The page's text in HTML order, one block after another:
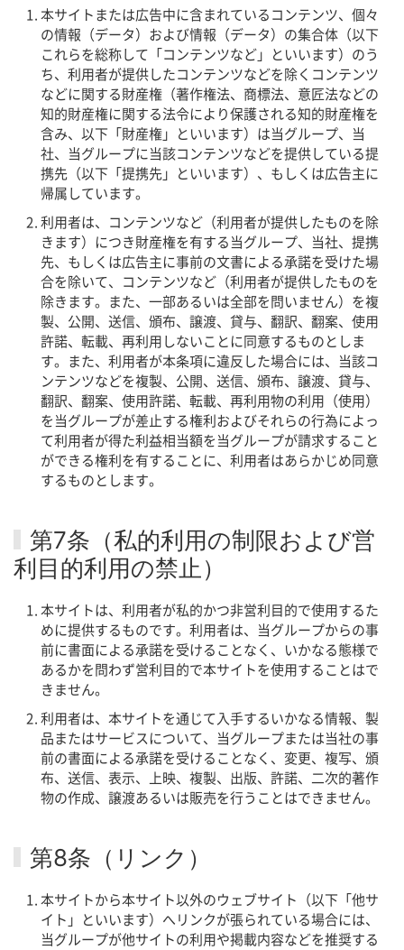
本サイトまたは広告中に含まれているコンテンツ、個々
の情報（データ）および情報（データ）の集合体（以下
これらを総称して「コンテンツなど」といいます）のう
ち、利用者が提供したコンテンツなどを除くコンテンツ
などに関する財産権（著作権法、商標法、意匠法などの
知的財産権に関する法令により保護される知的財産権を
含み、以下「財産権」といいます）は当グループ、当
社、当グループに当該コンテンツなどを提供している提
携先（以下「提携先」といいます）、もしくは広告主に
帰属しています。
利用者は、コンテンツなど（利用者が提供したものを除
きます）につき財産権を有する当グループ、当社、提携
先、もしくは広告主に事前の文書による承諾を受けた場
合を除いて、コンテンツなど（利用者が提供したものを
除きます。また、一部あるいは全部を問いません）を複
製、公開、送信、頒布、譲渡、貸与、翻訳、翻案、使用
許諾、転載、再利用しないことに同意するものとしま
す。また、利用者が本条項に違反した場合には、当該コ
ンテンツなどを複製、公開、送信、頒布、譲渡、貸与、
翻訳、翻案、使用許諾、転載、再利用物の利用（使用）
を当グループが差止する権利およびそれらの行為によっ
て利用者が得た利益相当額を当グループが請求すること
ができる権利を有することに、利用者はあらかじめ同意
するものとします。
第7条（私的利用の制限および営
利目的利用の禁止）
本サイトは、利用者が私的かつ非営利目的で使用するた
めに提供するものです。利用者は、当グループからの事
前に書面による承諾を受けることなく、いかなる態様で
あるかを問わず営利目的で本サイトを使用することはで
きません。
利用者は、本サイトを通じて入手するいかなる情報、製
品またはサービスについて、当グループまたは当社の事
前の書面による承諾を受けることなく、変更、複写、頒
布、送信、表示、上映、複製、出版、許諾、二次的著作
物の作成、譲渡あるいは販売を行うことはできません。
第8条（リンク）
本サイトから本サイト以外のウェブサイト（以下「他サ
イト」といいます）へリンクが張られている場合には、
当グループが他サイトの利用や掲載内容などを推奨する